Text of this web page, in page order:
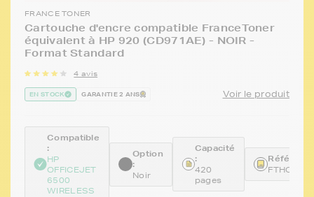
FRANCE TONER
Cartouche d'encre compatible FranceToner
équivalent à HP 920 (CD971AE) - NOIR -
Format Standard
4 avis
EN STOCK GARANTIE 2 ANS Voir le produit
Compatible
:
HP
OFFICEJET
6500
WIRELESS
Option
:
Noir
Capacité
:
420
pages